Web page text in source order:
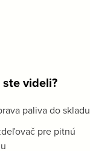
videli?
paliva do skladu
pre pitnú